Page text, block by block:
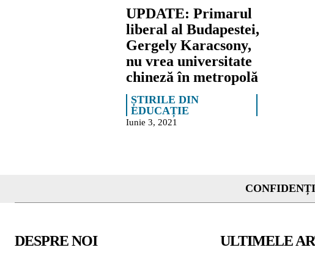
UPDATE: Primarul
liberal al Budapestei,
Gergely Karacsony,
nu vrea universitate
chineză în metropolă
ȘTIRILE DIN
EDUCAȚIE
Iunie 3, 2021
DESPRE NOI ULTIMELE